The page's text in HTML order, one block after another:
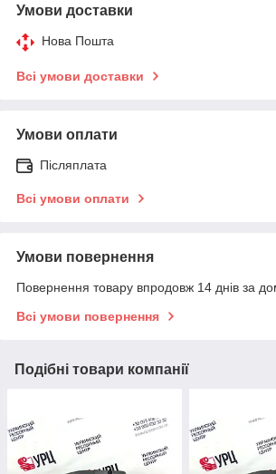
Умови доставки
Нова Пошта
Всі умови доставки
Умови оплати
Післяплата
Всі умови оплати
Умови повернення
Повернення товару впродовж 14 днів за
Всі умови повернення
Подібні товари компанії